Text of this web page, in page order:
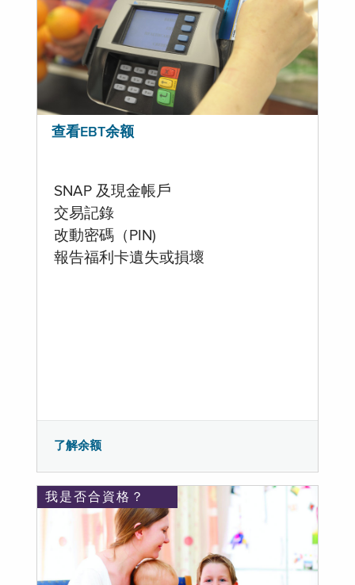
查看EBT余额
SNAP 及現金帳戶
交易記錄
改動密碼（PIN)
報告福利卡遺失或損壞
了解余额
我是否合資格？